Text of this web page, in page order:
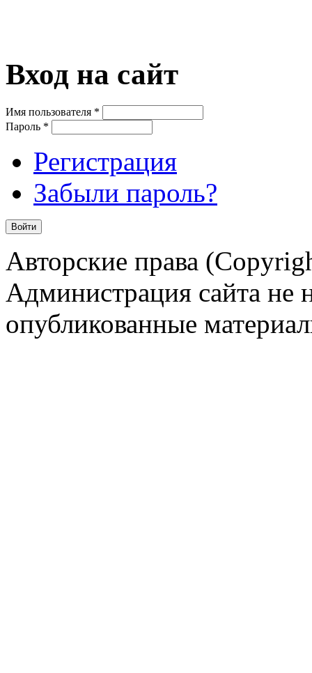
Вход на сайт
Имя пользователя *
Пароль *
Регистрация
Забыли пароль?
Авторские права
Администрация сайта не
опубликованные